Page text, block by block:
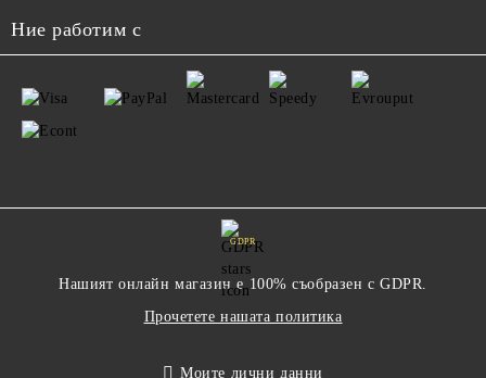
Ние работим с
GDPR
Нашият онлайн магазин е 100% съобразен с GDPR.
Прочетете нашата политика
Моите лични данни